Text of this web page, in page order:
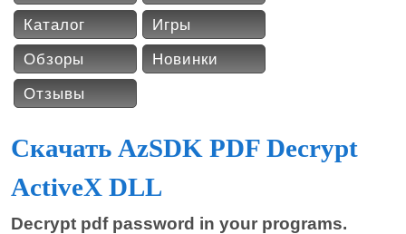
Каталог
Игры
Обзоры
Новинки
Отзывы
Скачать AzSDK PDF Decrypt
ActiveX DLL
Decrypt pdf password in your programs.